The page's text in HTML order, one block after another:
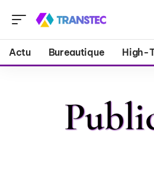
Actu Bureautique High-